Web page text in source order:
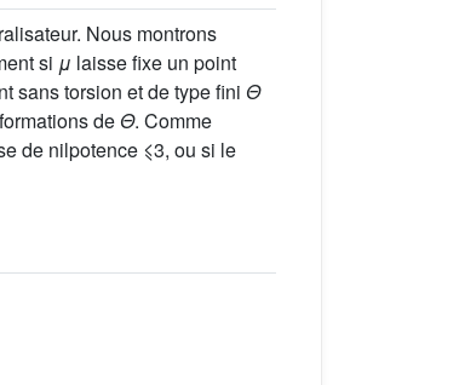
Nous montrons
si μ laisse fixe un point
sans torsion et de type fini Θ
de Θ. Comme
de nilpotence ⩽3, ou si le